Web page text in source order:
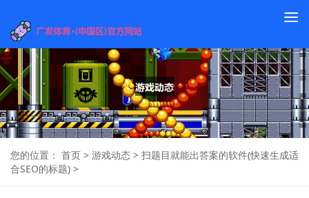
您的位置： 首页 > 游戏动态 > 扫题目就能出答案的软件(快速生成适
合SEO的标题) >